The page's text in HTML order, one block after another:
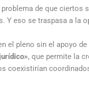
de que ciertos
Y eso se traspasa a la
el pleno sin el apoyo
, que permite la
coexistirían